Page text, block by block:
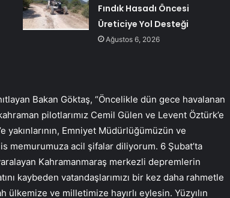
Fındık Hasadı Öncesi
Üreticiye Yol Desteği
Ağustos 6, 2026
Bakan Göktaş, “Öncelikle dün gece havalanan
pilotlarımız Cemil Gülen ve Levent Öztürk’e
yakınlarının, Emniyet Müdürlüğümüzün ve
memurumuza acil şifalar diliyorum. 6 Şubat’ta
Kahramanmaraş merkezli depremlerin
kaybeden vatandaşlarımızı bir kez daha rahmetle
ülkemize ve milletimize hayırlı eylesin. Yüzyılın